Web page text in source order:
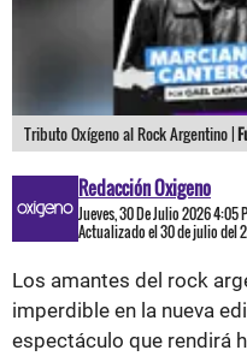
Tributo Oxígeno al Rock Argentino |
Redacción Oxigeno
Jueves, 30 De Julio 2026 4:05
Actualizado el 30 de julio del
Los amantes del rock
imperdible en la nueva
espectáculo que rendirá